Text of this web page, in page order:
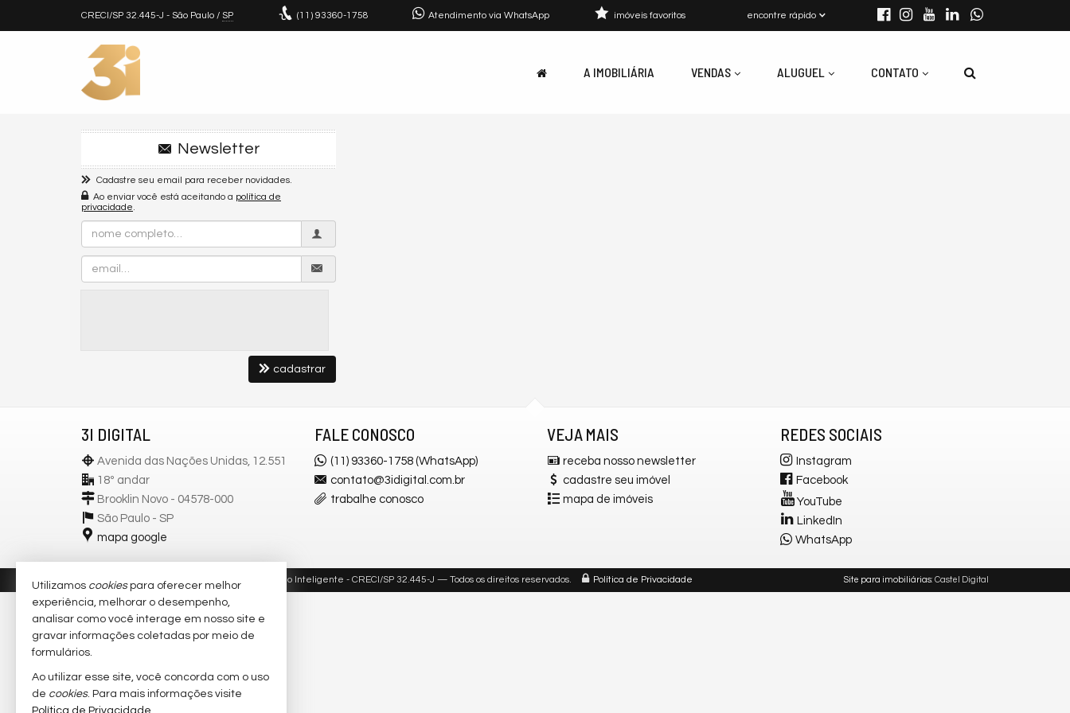
CRECI/SP 32.445-J - São Paulo / SP (11) 93360-1758 Atendimento via WhatsApp encontre rápido
imóveis favoritos
A IMOBILIÁRIA VENDAS ALUGUEL CONTATO
Newsletter
Cadastre seu email para receber novidades.
Ao enviar você está aceitando a política de
privacidade.
Completo
cadastrar
3I DIGITAL
Avenida das Nações Unidas, 12.551
18º andar
Brooklin Novo - 04578-000
São Paulo - SP
mapa google
FALE CONOSCO
(11) 93360-1758 (WhatsApp)
contato@3idigital.com.br
trabalhe conosco
VEJA MAIS
receba nosso newsletter
cadastre seu imóvel
mapa de imóveis
REDES SOCIAIS
Instagram
Facebook
YouTube
LinkedIn
WhatsApp
2022- 3i Digital - Investimento Imobiliário Inteligente - CRECI/SP 32.445-J — Todos os direitos reservados. Política de Privacidade Site para imobiliárias: Castel Digital
Utilizamos cookiespara oferecer melhor
experiência, melhorar o desempenho,
analisar como você interage em nosso site e
gravar informações coletadas por meio de
formulários.
Ao utilizar esse site, você concorda com o uso
de cookies. Para mais informações visite
Política de Privacidade